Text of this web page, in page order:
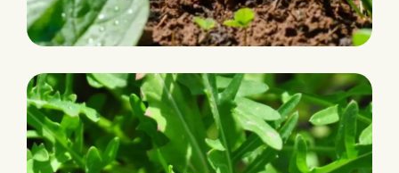
Savoy
HR: Pe:1-15,17,20
IR: Pe:18